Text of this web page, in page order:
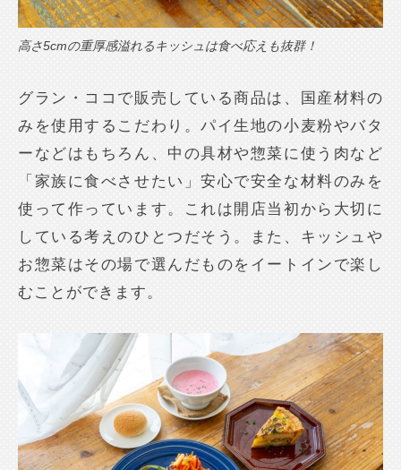
高さ5cmの重厚感溢れるキッシュは食べ応えも抜群！
グラン・ココで販売している商品は、国産材料の
みを使用するこだわり。パイ生地の小麦粉やバタ
ーなどはもちろん、中の具材や惣菜に使う肉など
「家族に食べさせたい」安心で安全な材料のみを
使って作っています。これは開店当初から大切に
している考えのひとつだそう。また、キッシュや
お惣菜はその場で選んだものをイートインで楽し
むことができます。